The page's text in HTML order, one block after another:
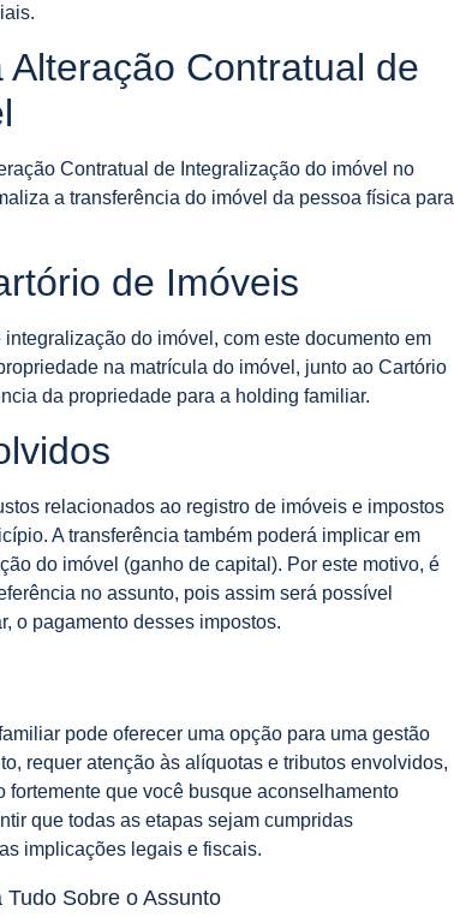
Contratual de
Contratual de Integralização do imóvel no
a transferência do imóvel da pessoa física para
de Imóveis
do imóvel, com este documento em
na matrícula do imóvel, junto ao Cartório
da propriedade para a holding familiar.
relacionados ao registro de imóveis e impostos
A transferência também poderá implicar em
do imóvel (ganho de capital). Por este motivo, é
no assunto, pois assim será possível
o pagamento desses impostos.
pode oferecer uma opção para uma gestão
requer atenção às alíquotas e tributos envolvidos,
que você busque aconselhamento
que todas as etapas sejam cumpridas
implicações legais e fiscais.
Sobre o Assunto